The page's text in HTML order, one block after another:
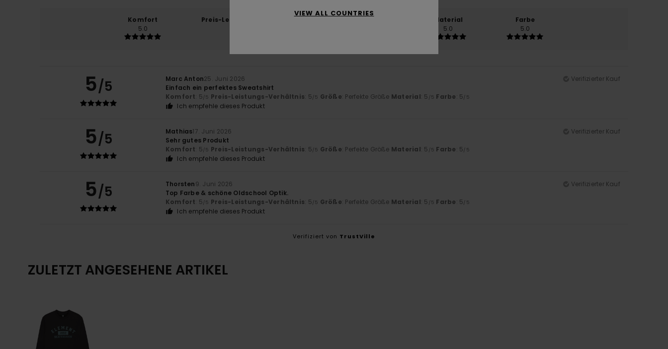
Komfort
5.0
Preis-Leistungs-Verhältnis
Material
5.0
Farbe
5.0
5/5 Marc Anton25. Juni 2026
Verifizierter Kauf
Einfach ein perfektes Sweatshirt
Komfort: 5/5 Preis-Leistungs-Verhältnis: 5/5 Größe: Perfekte Größe Material: 5 /5 Farbe: 5/5
Ich empfehle dieses Produkt
5/5 Mathias17. Juni 2026
Verifizierter Kauf
Sehr gutes Produkt
Komfort: 5/5 Preis-Leistungs-Verhältnis: 5/5 Größe: Perfekte Größe Material: 5 /5 Farbe: 5/5
Ich empfehle dieses Produkt
5/5 Thorsten9. Juni 2026
Verifizierter Kauf
Top Farbe & schöne Oldschool Optik.
Komfort: 5/5 Preis-Leistungs-Verhältnis: 5/5 Größe: Perfekte Größe Material: 5 /5 Farbe: 5/5
Ich empfehle dieses Produkt
Verifiziert von TrustVille
ZULETZT ANGESEHENE ARTIKEL
VIEW ALL COUNTRIES